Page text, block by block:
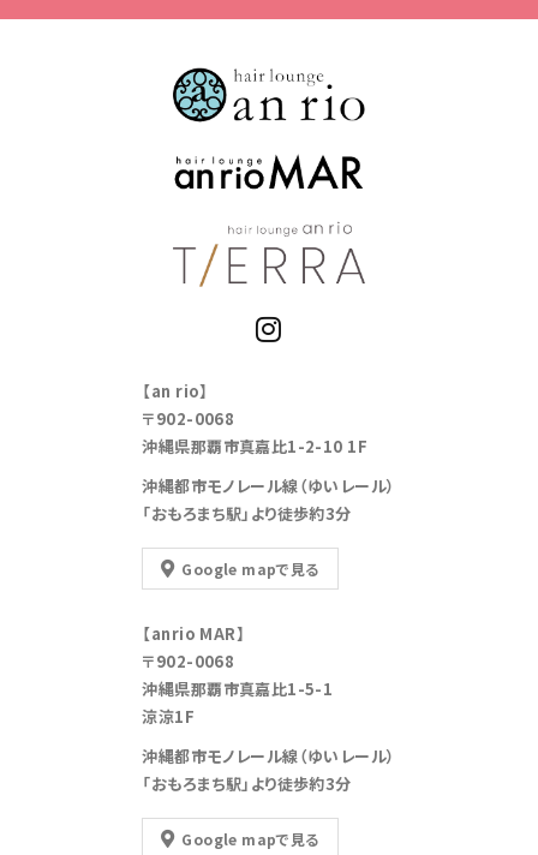
【an rio】
〒902-0068
沖縄県那覇市真嘉比1-2-10 1F
沖縄都市モノレール線（ゆいレール）
「おもろまち駅」より徒歩約3分
Google mapで見る
【anrio MAR】
〒902-0068
沖縄県那覇市真嘉比1-5-1
涼涼1F
沖縄都市モノレール線（ゆいレール）
「おもろまち駅」より徒歩約3分
Google mapで見る